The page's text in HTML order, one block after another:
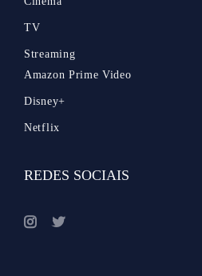
TV
Streaming
Amazon Prime Video
Disney+
Netflix
REDES SOCIAIS